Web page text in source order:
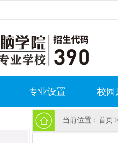
专业设置 校园
当前位置： 首页